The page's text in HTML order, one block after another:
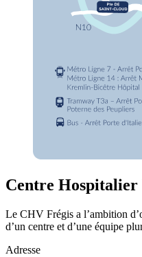
Centre
Le CHV Frégis a l’ambition
d’un centre et d’une équipe
Adresse